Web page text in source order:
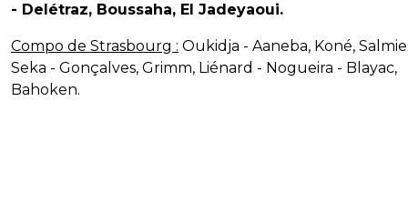
- Delétraz, Boussaha, El Jadeyaoui.
Compo de Strasbourg : Oukidja - Aaneba, Koné,
Seka - Gonçalves, Grimm, Liénard - Nogueira - Blayac,
Bahoken.